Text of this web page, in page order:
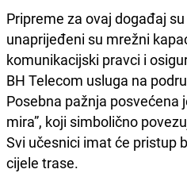
Pripreme za ovaj događaj
unaprijeđeni su mrežni
komunikacijski pravci i
BH Telecom usluga na
Posebna pažnja posvećena
mira”, koji simbolično
Svi učesnici imat će pristup
cijele trase.